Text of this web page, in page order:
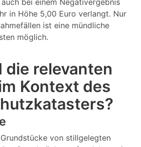
in Höhe 5,00 Euro verlangt. Nur
ist eine mündliche
möglich.
die relevanten
Kontext des
von stillgelegten